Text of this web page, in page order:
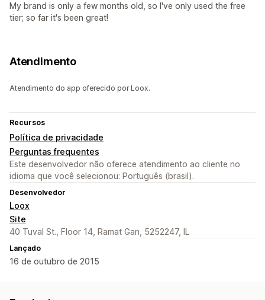
My brand is only a few months old, so I've only used the free
tier; so far it's been great!
Atendimento
Atendimento do app oferecido por Loox.
Recursos
Política de privacidade
Perguntas frequentes
Este desenvolvedor não oferece atendimento ao cliente no
idioma que você selecionou: Português (brasil).
Desenvolvedor
Loox
Site
40 Tuval St., Floor 14, Ramat Gan, 5252247, IL
Lançado
16 de outubro de 2015